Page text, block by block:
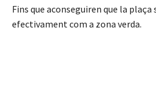
Fins que aconseguiren que la plaça
efectivament com a zona verda.